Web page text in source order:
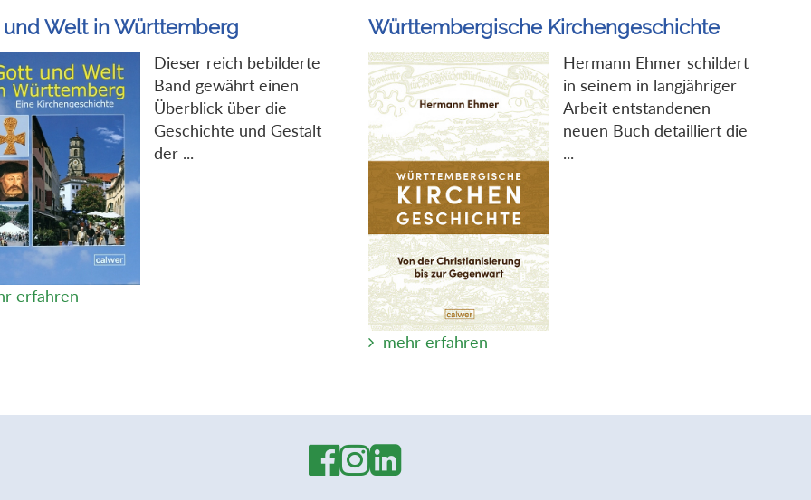
und Welt in Württemberg
Dieser reich bebilderte
Band gewährt einen
Überblick über die
Geschichte und Gestalt
der ...
erfahren
Württembergische Kirchengeschichte
Hermann Ehmer schildert
in seinem in langjähriger
Arbeit entstandenen
neuen Buch detailliert die
...
mehr erfahren